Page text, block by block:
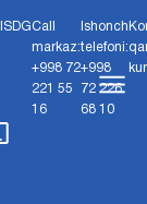
SDGCall
markaz:
+998 72
221 55
16
Ishonch
telefoni:
+998
72 226
68 10